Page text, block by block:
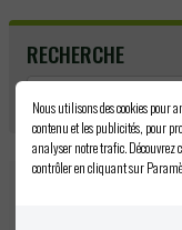
RECHERCHE
Nous utilisons des cookies pour
contenu et les publicités, pour
analyser notre trafic. Découvrez
contrôler en cliquant sur